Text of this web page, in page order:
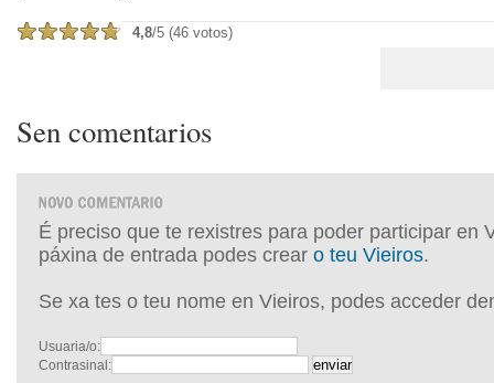
4,8/5 (46 votos)
Sen comentarios
É preciso que te rexistres para poder participar en
páxina de entrada podes crear o teu Vieiros.
Se xa tes o teu nome en Vieiros, podes acceder
Usuaria/o:
Contrasinal: